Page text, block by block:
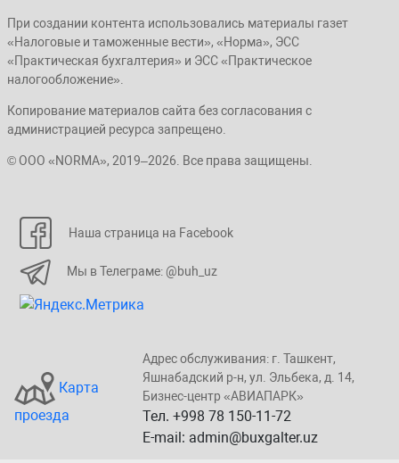
При создании контента использовались материалы газет
«Налоговые и таможенные вести», «Норма», ЭСС
«Практическая бухгалтерия» и ЭСС «Практическое
налогообложение».
Копирование материалов сайта без согласования с
администрацией ресурса запрещено.
© ООО «NORMA», 2019–2026. Все права защищены.
Наша страница на Facebook
Мы в Телеграме: @buh_uz
Карта
проезда
Адрес обслуживания: г. Taшкент,
Яшнaбaдский p-н, yл. Эльбeка, д. 14,
Бизнеc-центp «ABИАПAPК»
Тел. +998 78 150-11-72
E-mail: admin@buxgalter.uz